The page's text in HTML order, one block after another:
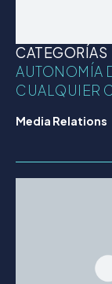
CATEGORÍAS
AUTONOMÍA
CUALQUIER
Media Relations